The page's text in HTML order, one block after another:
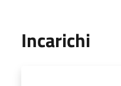
Incarichi